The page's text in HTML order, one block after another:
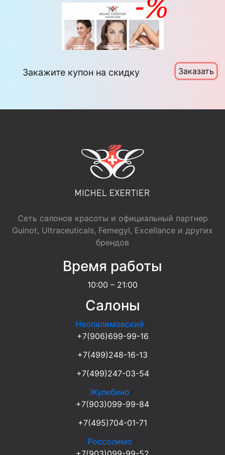
Закажите купон на скидку Заказать
Сеть салонов красоты и официальный партнер
Guinot, Ultraceuticals, Femegyl, Excellance и других
брендов
Время работы
10:00 – 21:00
Салоны
Неопалимовский
+7(906)699-99-16
+7(499)248-16-13
+7(499)247-03-54
Жулебино
+7(903)099-99-84
+7(495)704-01-71
Россолимо